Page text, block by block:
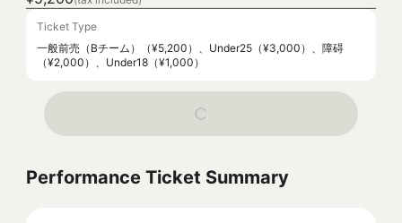
Ticket Type
一般前売（Bチーム）（¥5,200）、Under25（¥3,000）、障碍
（¥2,000）、Under18（¥1,000）
Performance Ticket Summary